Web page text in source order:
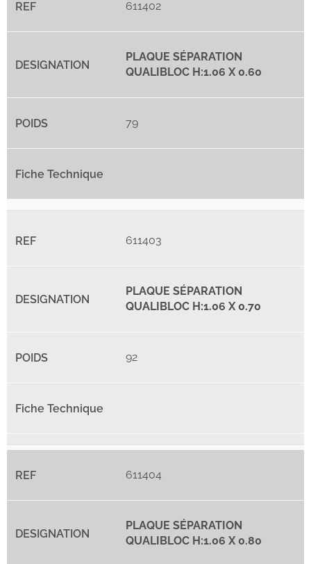
611402
PLAQUE SÉPARATION
QUALIBLOC H:1.06 X 0.60
79
611403
PLAQUE SÉPARATION
QUALIBLOC H:1.06 X 0.70
92
611404
PLAQUE SÉPARATION
QUALIBLOC H:1.06 X 0.80